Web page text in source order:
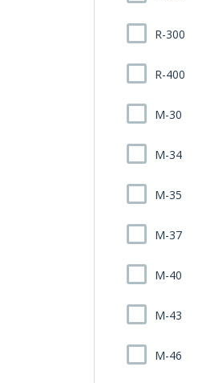
R-300
R-400
M-30
M-34
M-35
M-37
M-40
M-43
M-46